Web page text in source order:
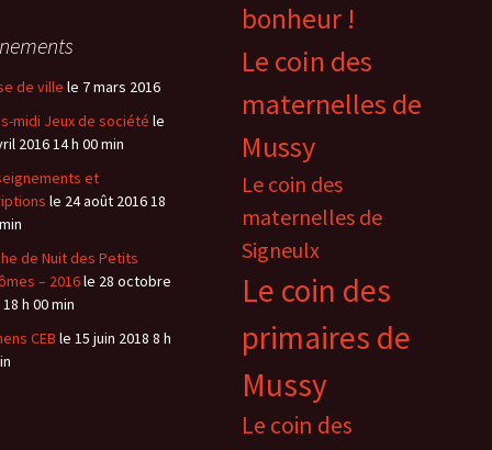
bonheur !
Le coin des
maternelles de
Mussy
Le coin des
maternelles de
Signeulx
Le coin des
primaires de
Mussy
Le coin des
de ville le 7 mars 2016
midi Jeux de société le
2016 14 h 00 min
et
le 24 août 2016 18
de Nuit des Petits
– 2016le 28 octobre
h 00 min
CEB le 15 juin 2018 8 h